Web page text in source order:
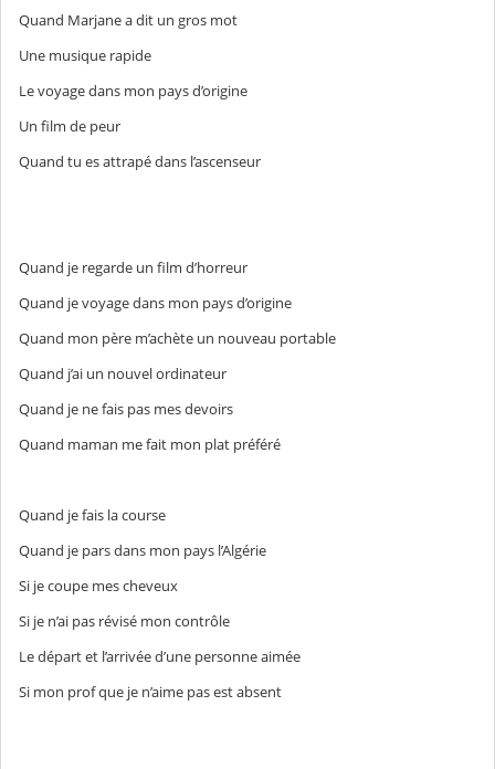
Quand Marjane a dit un gros mot
Une musique rapide
Le voyage dans mon pays d’origine
Un film de peur
Quand tu es attrapé dans l’ascenseur
Quand je regarde un film d’horreur
Quand je voyage dans mon pays d’origine
Quand mon père m’achète un nouveau portable
Quand j’ai un nouvel ordinateur
Quand je ne fais pas mes devoirs
Quand maman me fait mon plat préféré
Quand je fais la course
Quand je pars dans mon pays l’Algérie
Si je coupe mes cheveux
Si je n’ai pas révisé mon contrôle
Le départ et l’arrivée d’une personne aimée
Si mon prof que je n’aime pas est absent